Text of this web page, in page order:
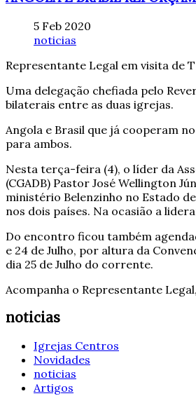
5 Feb 2020
noticias
Representante Legal em visita de
Uma delegação chefiada pelo
bilaterais entre as duas igrejas.
Angola e Brasil que já cooperam
para ambos.
Nesta terça-feira (4), o líder da
(CGADB) Pastor José Wellington
ministério Belenzinho no Estado
nos dois países. Na ocasião a
Do encontro ficou também
e 24 de Julho, por altura da
dia 25 de Julho do corrente.
Acompanha o Representante
noticias
Igrejas Centros
Novidades
noticias
Artigos